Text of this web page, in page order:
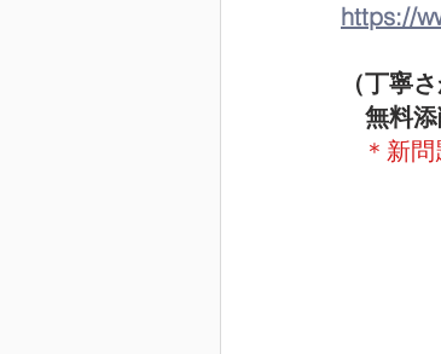
https://
（丁寧
無料添
＊新